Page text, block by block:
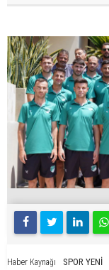
Haber Kaynağı SPOR YENİ